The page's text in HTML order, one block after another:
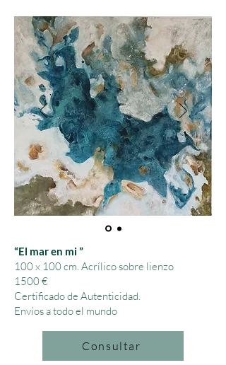
“El mar en mi ”
100 x 100 cm. Acrílico sobre lienzo
1500 €
Certificado de Autenticidad.
Envíos a todo el mundo
Consultar